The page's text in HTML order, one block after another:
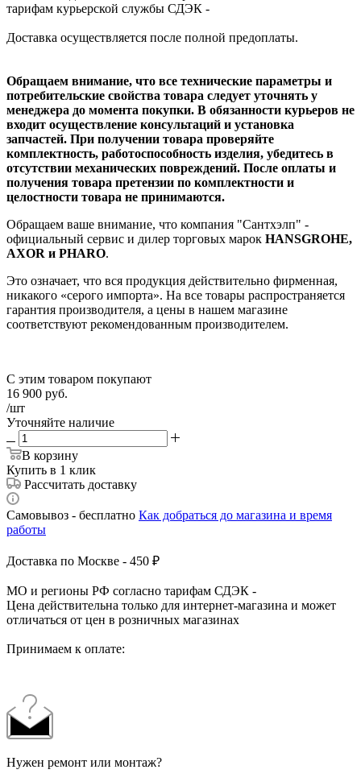
тарифам курьерской службы СДЭК -
Доставка осуществляется после полной предоплаты.
Обращаем внимание, что все технические параметры и
потребительские свойства товара следует уточнять у
менеджера до момента покупки. В обязанности курьеров не
входит осуществление консультаций и установка
запчастей. При получении товара проверяйте
комплектность, работоспособность изделия, убедитесь в
отсутствии механических повреждений. После оплаты и
получения товара претензии по комплектности и
целостности товара не принимаются.
Обращаем ваше внимание, что компания "Сантхэлп" -
официальный сервис и дилер торговых марок HANSGROHE,
AXOR и PHARO.
Это означает, что вся продукция действительно фирменная,
никакого «серого импорта». На все товары распространяется
гарантия производителя, а цены в нашем магазине
соответствуют рекомендованным производителем.
С этим товаром покупают
16 900 руб.
/шт
Уточняйте наличие
В корзину
Купить в 1 клик
Рассчитать доставку
Самовывоз - бесплатно Как добраться до магазина и время
работы
Доставка по Москве - 450 ₽
МО и регионы РФ согласно тарифам СДЭК -
Цена действительна только для интернет-магазина и может
отличаться от цен в розничных магазинах
Принимаем к оплате:
Нужен ремонт или монтаж?